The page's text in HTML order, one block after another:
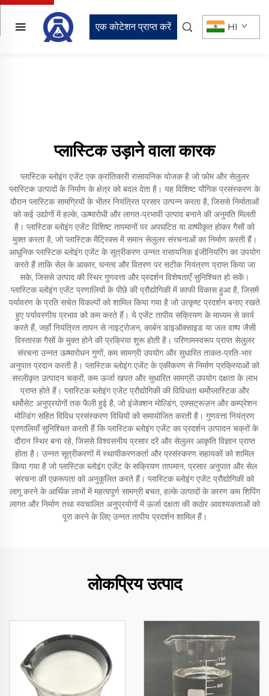
एक कोटेशन प्राप्त करें HI
प्लास्टिक उड़ाने वाला कारक
प्लास्टिक ब्लोइंग एजेंट एक क्रांतिकारी रासायनिक योजक है जो फोम और सेलुलर
प्लास्टिक उत्पादों के निर्माण के क्षेत्र को बदल देता है। यह विशिष्ट यौगिक प्रसंस्करण के
दौरान प्लास्टिक सामग्रियों के भीतर नियंत्रित प्रसार उत्पन्न करता है, जिससे निर्माताओं
को कई उद्योगों में हल्के, ऊष्मारोधी और लागत-प्रभावी उत्पाद बनाने की अनुमति मिलती
है। प्लास्टिक ब्लोइंग एजेंट विशिष्ट तापमानों पर अपघटित या वाष्पीकृत होकर गैसों को
मुक्त करता है, जो प्लास्टिक मैट्रिक्स में समान सेलुलर संरचनाओं का निर्माण करती हैं।
आधुनिक प्लास्टिक ब्लोइंग एजेंट के सूत्रीकरण उन्नत रासायनिक इंजीनियरिंग का उपयोग
करते हैं ताकि सेल के आकार, घनत्व और वितरण पर सटीक नियंत्रण प्राप्त किया जा
सके, जिससे उत्पाद की स्थिर गुणवत्ता और प्रदर्शन विशेषताएँ सुनिश्चित हो सकें।
प्लास्टिक ब्लोइंग एजेंट प्रणालियों के पीछे की प्रौद्योगिकी में काफी विकास हुआ है, जिसमें
पर्यावरण के प्रति सचेत विकल्पों को शामिल किया गया है जो उत्कृष्ट प्रदर्शन बनाए रखते
हुए पर्यावरणीय प्रभाव को कम करते हैं। ये एजेंट तापीय सक्रियण के माध्यम से कार्य
करते हैं, जहाँ नियंत्रित तापन से नाइट्रोजन, कार्बन डाइऑक्साइड या जल वाष्प जैसी
विस्तारक गैसों के मुक्त होने की प्रक्रिया शुरू होती है। परिणामस्वरूप प्राप्त सेलुलर
संरचना उन्नत ऊष्मारोधन गुणों, कम सामग्री उपयोग और सुधारित ताकत-प्रति-भार
अनुपात प्रदान करती है। प्लास्टिक ब्लोइंग एजेंट के एकीकरण से निर्माण प्रक्रियाओं को
सरलीकृत उत्पादन चक्रों, कम ऊर्जा खपत और सुधारित सामग्री उपयोग दक्षता के लाभ
प्राप्त होते हैं। प्लास्टिक ब्लोइंग एजेंट प्रौद्योगिकी की विविधता थर्मोप्लास्टिक और
थर्मोसेट अनुप्रयोगों तक फैली हुई है, जो इंजेक्शन मोल्डिंग, एक्सट्रूज़न और कम्प्रेशन
मोल्डिंग सहित विविध प्रसंस्करण विधियों को समायोजित करती है। गुणवत्ता नियंत्रण
प्रणालियाँ सुनिश्चित करती हैं कि प्लास्टिक ब्लोइंग एजेंट का प्रदर्शन उत्पादन चक्रों के
दौरान स्थिर बना रहे, जिससे विश्वसनीय प्रसार दरें और सेलुलर आकृति विज्ञान प्राप्त
होता है। उन्नत सूत्रीकरणों में स्थायीकरणकर्ता और प्रसंस्करण सहायकों को शामिल
किया गया है जो प्लास्टिक ब्लोइंग एजेंट के सक्रियण तापमान, प्रसार अनुपात और सेल
संरचना की एकरूपता को अनुकूलित करते हैं। प्लास्टिक ब्लोइंग एजेंट प्रौद्योगिकी को
लागू करने के आर्थिक लाभों में महत्वपूर्ण सामग्री बचत, हल्के उत्पादों के कारण कम शिपिंग
लागत और निर्माण तथा स्वचालित अनुप्रयोगों में ऊर्जा दक्षता की कठोर आवश्यकताओं को
पूरा करने के लिए उन्नत तापीय प्रदर्शन शामिल हैं।
लोकप्रिय उत्पाद